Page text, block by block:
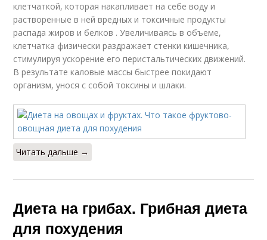
клетчаткой, которая накапливает на себе воду и
растворенные в ней вредных и токсичные продукты
распада жиров и белков . Увеличиваясь в объеме,
клетчатка физически раздражает стенки кишечника,
стимулируя ускорение его перистальтических движений.
В результате каловые массы быстрее покидают
организм, унося с собой токсины и шлаки.
Читать дальше →
Диета на грибах. Грибная диета
для похудения